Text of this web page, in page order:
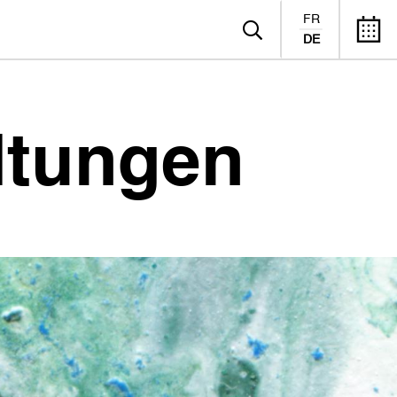
FR
DE